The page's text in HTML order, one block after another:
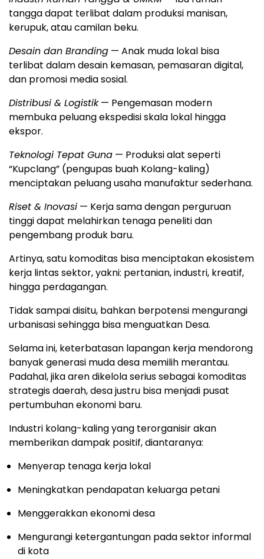
tangga dapat terlibat dalam produksi manisan,
kerupuk, atau camilan beku.
Desain dan Branding — Anak muda lokal bisa
terlibat dalam desain kemasan, pemasaran digital,
dan promosi media sosial.
Distribusi & Logistik— Pengemasan modern
membuka peluang ekspedisi skala lokal hingga
ekspor.
Teknologi Tepat Guna — Produksi alat seperti
“Kupclang” (pengupas buah Kolang-kaling)
menciptakan peluang usaha manufaktur sederhana.
Riset & Inovasi — Kerja sama dengan perguruan
tinggi dapat melahirkan tenaga peneliti dan
pengembang produk baru.
Artinya, satu komoditas bisa menciptakan ekosistem
kerja lintas sektor, yakni: pertanian, industri, kreatif,
hingga perdagangan.
Tidak sampai disitu, bahkan berpotensi mengurangi
urbanisasi sehingga bisa menguatkan Desa.
Selama ini, keterbatasan lapangan kerja mendorong
banyak generasi muda desa memilih merantau.
Padahal, jika aren dikelola serius sebagai komoditas
strategis daerah, desa justru bisa menjadi pusat
pertumbuhan ekonomi baru.
Industri kolang-kaling yang terorganisir akan
memberikan dampak positif, diantaranya:
Menyerap tenaga kerja lokal
Meningkatkan pendapatan keluarga petani
Menggerakkan ekonomi desa
Mengurangi ketergantungan pada sektor informal
di kota